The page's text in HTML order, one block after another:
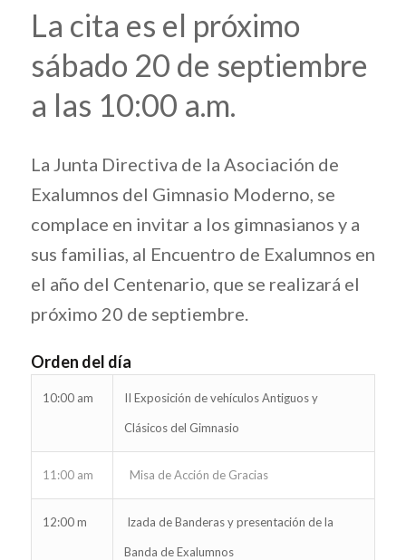
La cita es el próximo
sábado 20 de septiembre
a las 10:00 a.m.
La Junta Directiva de la Asociación de
Exalumnos del Gimnasio Moderno, se
complace en invitar a los gimnasianos y a
sus familias, al Encuentro de Exalumnos en
el año del Centenario, que se realizará el
próximo 20 de septiembre.
Orden del día
10:00 am II Exposición de vehículos Antiguos y
Clásicos del Gimnasio
11:00 am Misa de Acción de Gracias
12:00 m Izada de Banderas y presentación de la
Banda de Exalumnos